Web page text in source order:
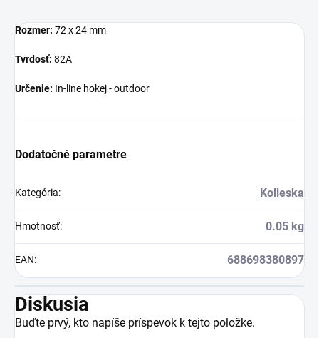
Rozmer: 72 x 24 mm
Tvrdosť: 82A
Určenie: In-line hokej - outdoor
Dodatočné parametre
Kategória: Kolieska
Hmotnosť: 0.05 kg
EAN: 688698380897
Diskusia
Buďte prvý, kto napíše príspevok k tejto položke.